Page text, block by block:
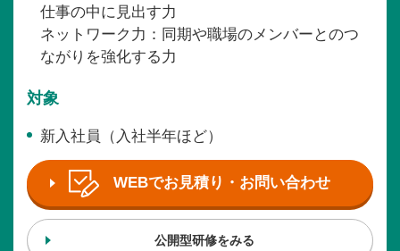
仕事の中に見出す力
ネットワーク力：同期や職場のメンバーとのつ
ながりを強化する力
対象
新入社員（入社半年ほど）
WEBでお見積り・お問い合わせ
公開型研修をみる